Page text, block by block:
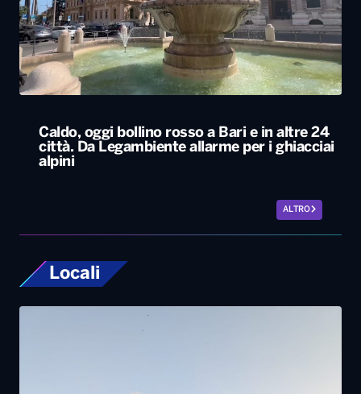
Caldo, oggi bollino rosso a Bari e in altre 24
città. Da Legambiente allarme per i ghiacciai
alpini
ALTRO
Locali